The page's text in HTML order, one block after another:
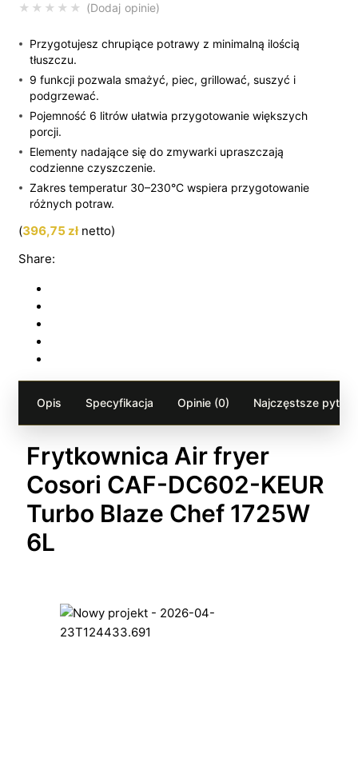
Dodaj opinie
Przygotujesz chrupiące potrawy z minimalną ilością
tłuszczu.
9 funkcji pozwala smażyć, piec, grillować, suszyć i
podgrzewać.
Pojemność 6 litrów ułatwia przygotowanie większych
porcji.
Elementy nadające się do zmywarki upraszczają
codzienne czyszczenie.
Zakres temperatur 30–230°C wspiera przygotowanie
różnych potraw.
(396,75złnetto)
Share:
Opis Specyfikacja Opinie (0) Najczęstsze
Frytkownica Air fryer
Cosori CAF-DC602-KEUR
Turbo Blaze Chef 1725W
6L